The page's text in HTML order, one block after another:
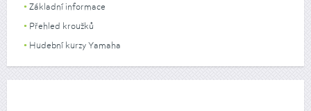
Základní informace
Přehled kroužků
Hudební kurzy Yamaha